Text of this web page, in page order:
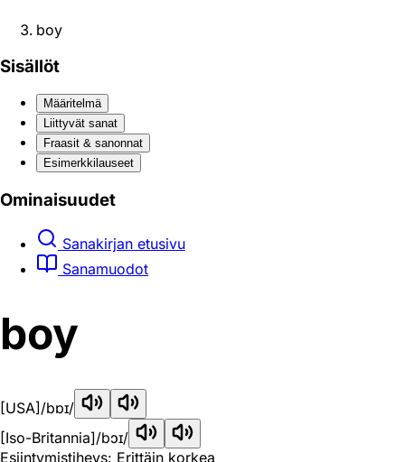
boy
Sisällöt
Määritelmä
Liittyvät sanat
Fraasit & sanonnat
Esimerkkilauseet
Ominaisuudet
Sanakirjan etusivu
Sanamuodot
boy
[USA] /bɒɪ/
[Iso-Britannia]/bɔɪ/
Esiintymistiheys: Erittäin korkea